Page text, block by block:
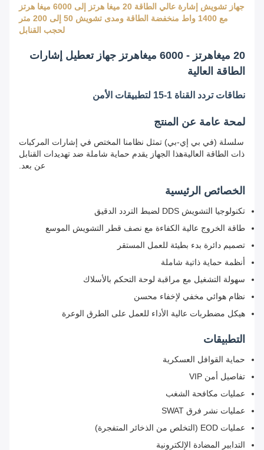
جهاز تشويش إشارة عالي الطاقة 20 ميغا هرتز إلى 6000 ميغا هرتز
مع 1400 واط منخفضة الطاقة ومدى تشويش 50 إلى 200 متر
لحجب القنابل
20 ميغاهرتز - 6000 ميغاهرتز جهاز تعطيل إشارات
الطاقة العالية
نطاقات تردد القناة 1-15 لتطبيقات الأمن
لمحة عامة عن المنتج
سلسلة (في بي إي-بي) تمثل نظامنا المختص في إشارات المركبات
ذات الطاقة العاليةهذا الجهاز يقدم حماية شاملة ضد تهديدات القنابل
عن بعد.
الخصائص الرئيسية
تكنولوجيا التشويش DDS لضبط التردد الدقيق
طاقة الخروج عالية الكفاءة مع نصف قطر التشويش الموسع
تصميم دائرة بدء بطيئة للعمل المستقر
أنظمة حماية ذاتية شاملة
سهولة التشغيل مع مراقبة لوحة التحكم بالأسلاك
نظام هوائي مخفي لإخفاء محسن
هيكل مضطربات عالية الأداء للعمل على الطرق الوعرة
التطبيقات
حماية القوافل العسكرية
تفاصيل أمن VIP
عمليات مكافحة الشغب
عمليات نشر فرق SWAT
عمليات EOD (التخلص من الذخائر المتفجرة)
التدابير المضادة الإلكترونية